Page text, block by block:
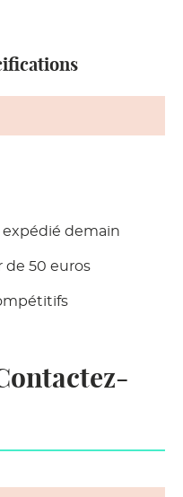
expédié demain
de 50 euros